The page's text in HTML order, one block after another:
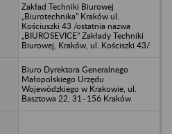
Zakład Techniki Biurowej
„Biurotechnika” Kraków ul.
Kościuszki 43 /ostatnia nazwa
„BIUROSEVICE” Zakłady Techniki
Biurowej, Kraków, ul. Kościszki 43/
Biuro Dyrektora Generalnego
Małopolskiego Urzędu
Wojewódzkiego w Krakowie, ul.
Basztowa 22, 31–156 Kraków